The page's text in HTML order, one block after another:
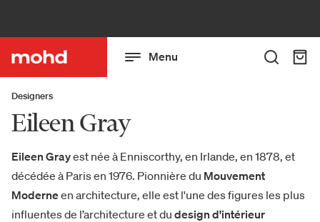
Menu
Designers
Eileen Gray
Eileen Grayest née à Enniscorthy, en Irlande, en 1878, et
décédée à Paris en 1976. Pionnière du Mouvement
Moderneen architecture, elle est l'une des figures les plus
influentes de l’architecture et du design d'intérieur